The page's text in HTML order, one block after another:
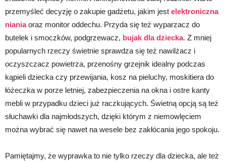
przemyśleć decyzję o zakupie gadżetu, jakim jest elektroniczna
nianiaoraz monitor oddechu. Przyda się też wyparzacz do
butelek i smoczków, podgrzewacz, bujak dla dziecka. Z mniej
popularnych rzeczy świetnie sprawdza się też nawilżacz i
oczyszczacz powietrza, przenośny grzejnik idealny podczas
kąpieli dziecka czy przewijania, kosz na pieluchy, moskitiera do
łóżeczka w porze letniej, zabezpieczenia na okna i ostre kanty
mebli w przypadku dzieci już raczkujących. Świetną opcją są też
słuchawki dla najmłodszych, dzięki którym z niemowlęciem
można wybrać się nawet na wesele bez zakłócania jego spokoju.
Pamiętajmy, że wyprawka to nie tylko rzeczy dla dziecka, ale też